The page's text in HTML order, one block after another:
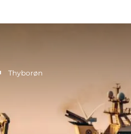
Thyborøn